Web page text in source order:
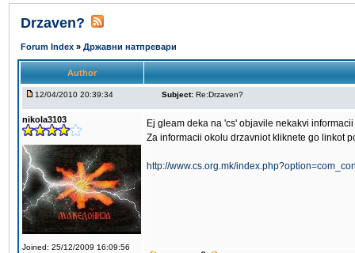
Drzaven?
Forum Index » Државни натпревари
Author
12/04/2010 20:39:34 Subject: Re:Drzaven?
nikola3103
Joined: 25/12/2009 16:09:56
Ej gleam deka na 'cs' objavile nekakvi
Za informacii okolu drzavniot kliknete go linkot
http://www.cs.org.mk/